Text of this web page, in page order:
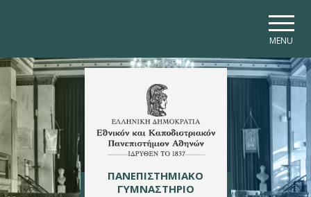
MENU
ΠΑΝΕΠΙΣΤΗΜΙΑΚΟ
ΓΥΜΝΑΣΤΗΡΙΟ